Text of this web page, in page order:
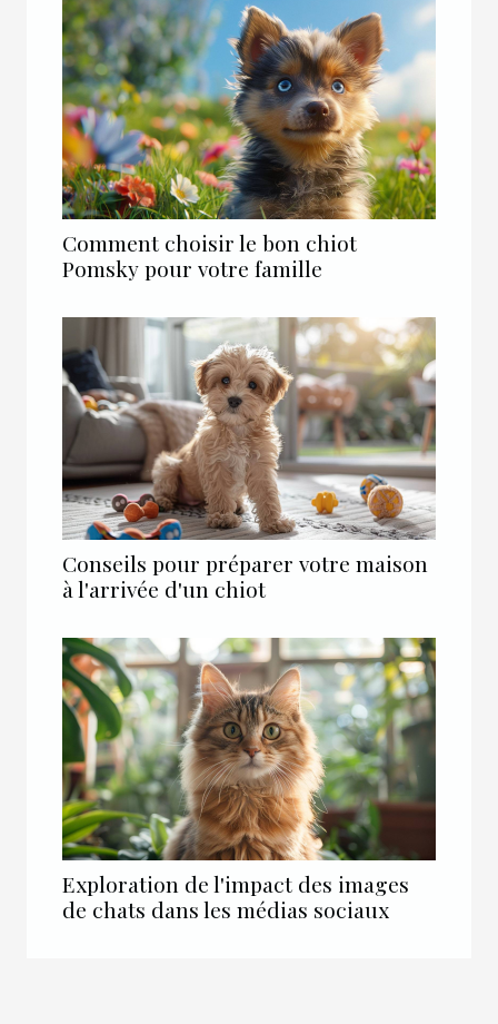
Comment choisir le bon chiot
Pomsky pour votre famille
Conseils pour préparer votre maison
à l'arrivée d'un chiot
Exploration de l'impact des images
de chats dans les médias sociaux